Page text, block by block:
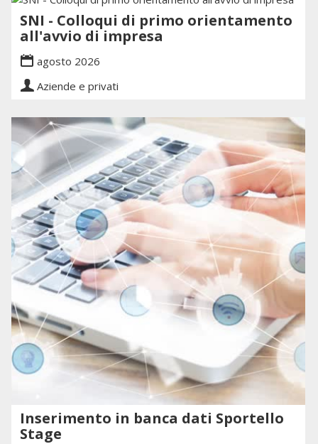
SNI - Colloqui di primo orientamento
all'avvio di impresa
agosto 2026
Aziende e privati
Inserimento in banca dati Sportello
Stage